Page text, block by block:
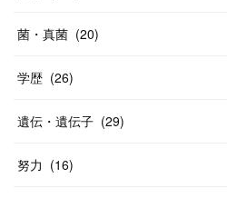
菌・真菌 (20)
学歴 (26)
遺伝・遺伝子 (29)
努力 (16)